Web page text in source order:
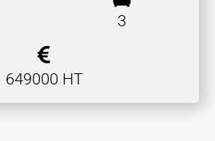
3
649000 HT